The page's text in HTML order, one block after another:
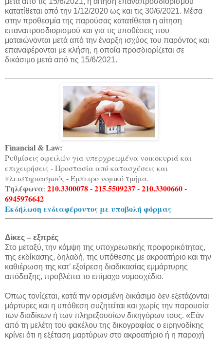
κατατίθεται από την 1/12/2020 ως και τις 30/6/2021. Μέσα
στην προθεσμία της παρούσας κατατίθεται η αίτηση
επαναπροσδιορισμού και για τις υποθέσεις που
ματαιώνονται μετά από την έναρξη ισχύος του παρόντος και
επαναφέρονται με κλήση, η οποία προσδιορίζεται σε
δικάσιμο μετά από τις 15/6/2021.
Financial & Law:
Ρυθμίσεις οφειλών για υπερχρεωμένα νοικοκυριά και
επιχειρήσεις - Προστασία από κατασχέσεις και
πλειστηριασμούς - Έμπειρο νομικό τμήμα.
Τηλέφωνα: 210.3300078 - 215.5509237 - 210.3300660 -
6945976642
Εκδήλωση ενδιαφέροντος με υποβολή φόρμας
Δίκες – εξπρές
Στο μεταξύ, την κάμψη της υποχρεωτικής προφορικότητας,
της εκδίκασης, δηλαδή, της υπόθεσης με ακροατήριο και την
καθιέρωση της κατ’ εξαίρεση διαδικασίας εμμάρτυρης
απόδειξης, προβλέπει το επίμαχο νομοσχέδιο.
Όπως τονίζεται, κατά την ορισμένη δικάσιμο δεν εξετάζονται
μάρτυρες και η υπόθεση συζητείται και χωρίς την παρουσία
των διαδίκων ή των πληρεξουσίων δικηγόρων τους. «Εάν
από τη μελέτη του φακέλου της δικογραφίας ο ειρηνοδίκης
κρίνει ότι η εξέταση μαρτύρων στο ακροατήριο ή η παροχή